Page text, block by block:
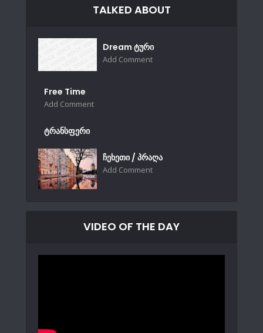
TALKED ABOUT
Dream ტური
Add Comment
Free Time
Add Comment
ტრანსფერი
ჩეხეთი / პრაღა
Add Comment
VIDEO OF THE DAY